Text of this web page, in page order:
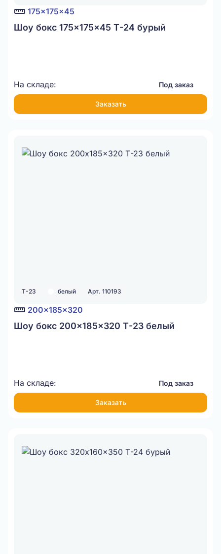
175x175x45
Шоу бокс 175x175x45 Т-24 бурый
На складе: Под заказ
Заказать
Т-23 белый Арт. 110193
200x185x320
Шоу бокс 200x185x320 Т-23 белый
На складе: Под заказ
Заказать